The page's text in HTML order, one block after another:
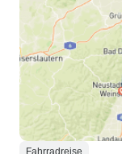
Fahrradreise